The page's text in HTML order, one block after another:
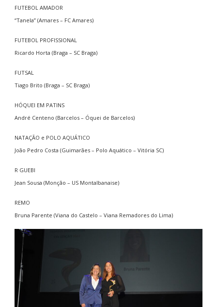
FUTEBOL AMADOR
“Tanela” (Amares – FC Amares)
FUTEBOL PROFISSIONAL
Ricardo Horta (Braga – SC Braga)
FUTSAL
Tiago Brito (Braga – SC Braga)
HÓQUEI EM PATINS
André Centeno (Barcelos – Óquei de Barcelos)
NATAÇÃO e POLO AQUÁTICO
João Pedro Costa (Guimarães – Polo Aquático – Vitória SC)
R GUEBI
Jean Sousa (Monção – US Montalbanaise)
REMO
Bruna Parente (Viana do Castelo – Viana Remadores do Lima)